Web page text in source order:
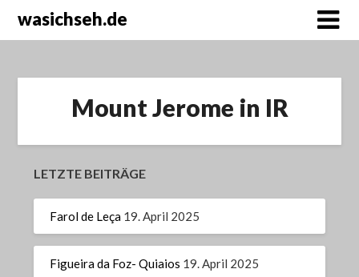
wasichseh.de
Mount Jerome in IR
LETZTE BEITRÄGE
Farol de Leça 19. April 2025
Figueira da Foz- Quiaios 19. April 2025